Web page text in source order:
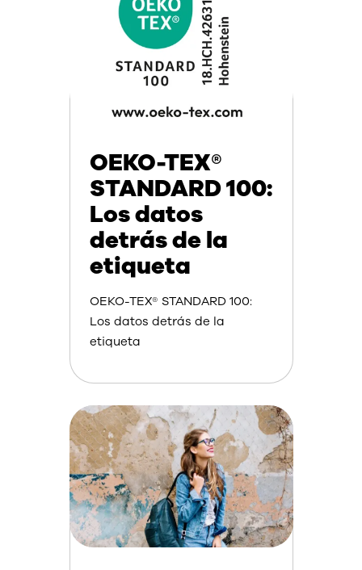
OEKO-TEX®
STANDARD 100:
Los datos
detrás de la
etiqueta
OEKO-TEX® STANDARD 100:
Los datos detrás de la
etiqueta